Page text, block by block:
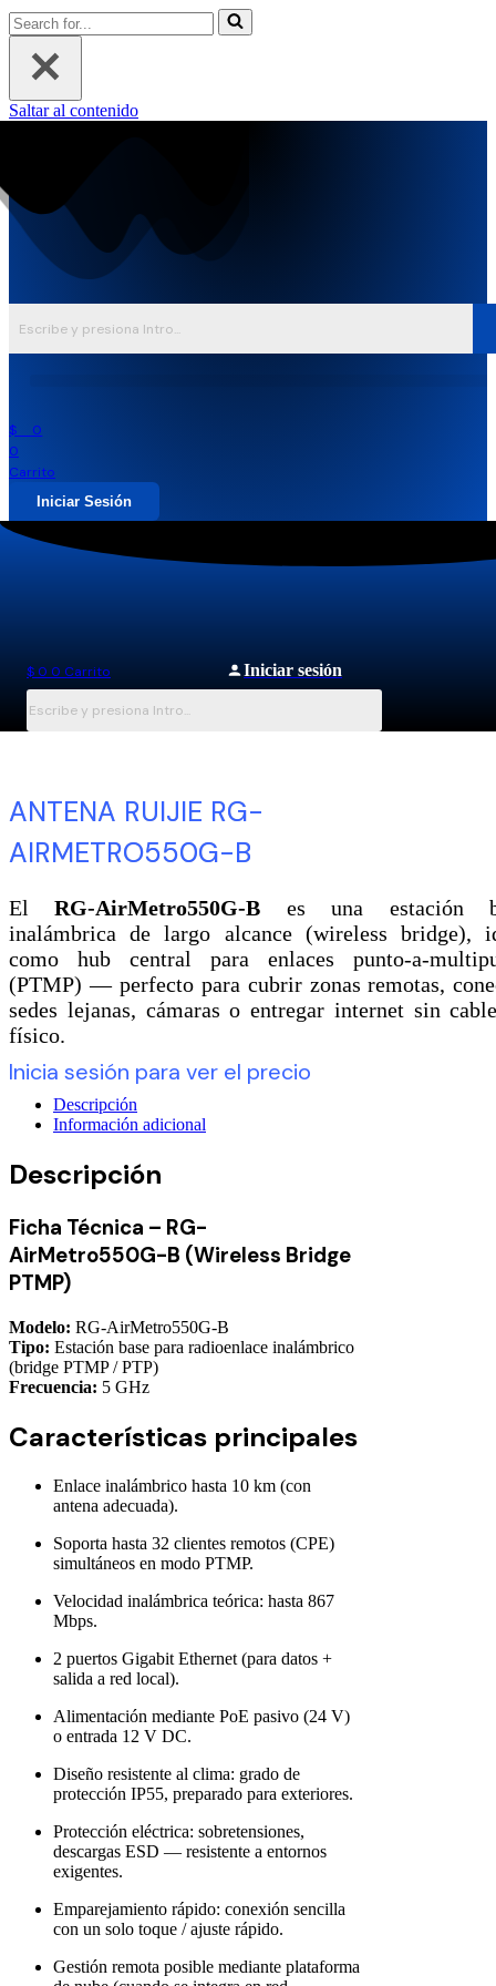
Buscar...
Saltar al contenido
$ 0
0
Carrito
Iniciar Sesión
$ 0 0 Carrito Iniciar sesión
ANTENA RUIJIE RG-
AIRMETRO550G-B
ElRG-AirMetro550G-B es una estación
inalámbrica de largo alcance (wireless bridge),
como hub central para enlaces punto-a-
(PTMP) — perfecto para cubrir zonas remotas,
sedes lejanas, cámaras o entregar internet sin
físico.
Inicia sesión para ver el precio
Descripción
Información adicional
Descripción
Ficha Técnica – RG-
AirMetro550G-B (Wireless Bridge
PTMP)
Modelo: RG-AirMetro550G-B
Tipo: Estación base para radioenlace inalámbrico
(bridge PTMP / PTP)
Frecuencia: 5 GHz
Características principales
Enlace inalámbrico hasta 10 km (con
antena adecuada).
Soporta hasta 32 clientes remotos (CPE)
simultáneos en modo PTMP.
Velocidad inalámbrica teórica: hasta 867
Mbps.
2 puertos Gigabit Ethernet (para datos +
salida a red local).
Alimentación mediante PoE pasivo (24 V)
o entrada 12 V DC.
Diseño resistente al clima: grado de
protección IP55, preparado para exteriores.
Protección eléctrica: sobretensiones,
descargas ESD — resistente a entornos
exigentes.
Emparejamiento rápido: conexión sencilla
con un solo toque / ajuste rápido.
Gestión remota posible mediante plataforma